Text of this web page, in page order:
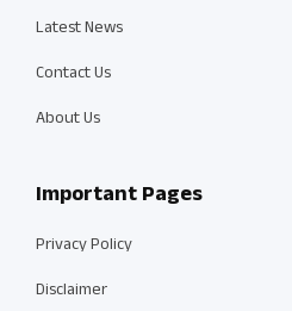
Latest News
Contact Us
About Us
Important Pages
Privacy Policy
Disclaimer